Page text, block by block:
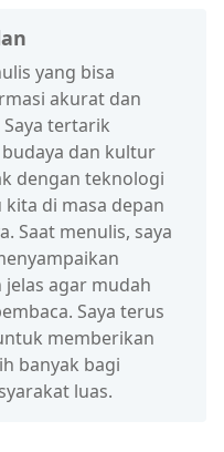
yang bisa
akurat dan
tertarik
dan kultur
dengan teknologi
kita di masa depan
Saat menulis, saya
agar mudah
Saya terus
memberikan
banyak bagi
luas.